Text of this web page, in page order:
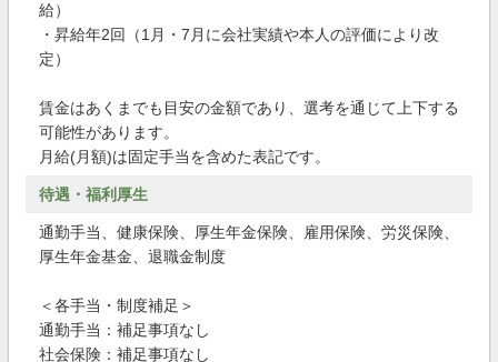
給）
・昇給年2回（1月・7月に会社実績や本人の評価により改
定）
賃金はあくまでも目安の金額であり、選考を通じて上下する
可能性があります。
月給(月額)は固定手当を含めた表記です。
待遇・福利厚生
通勤手当、健康保険、厚生年金保険、雇用保険、労災保険、
厚生年金基金、退職金制度
＜各手当・制度補足＞
通勤手当：補足事項なし
社会保険：補足事項なし